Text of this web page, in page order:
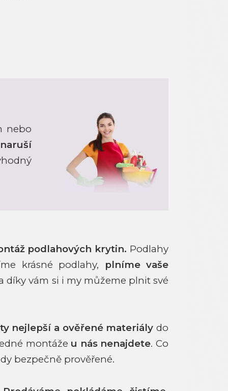
nebo
podlahových krytin. Podlahy
krásné podlahy,
plníme vaše
díky vám si i my můžeme plnit své
ty nejlepší a ověřené materiály do
montáže u nás nenajdete. Co
bezpečně prověřené.